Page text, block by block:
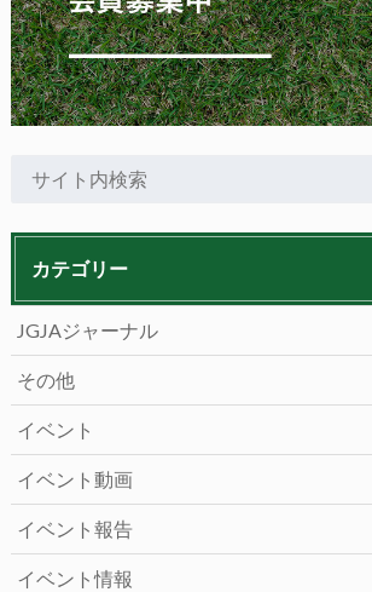
カテゴリー
JGJAジャーナル
その他
イベント
イベント動画
イベント報告
イベント情報